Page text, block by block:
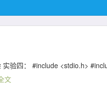
验四： #include <stdio.h>
文